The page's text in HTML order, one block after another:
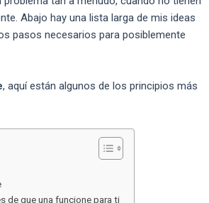
Abajo hay una lista larga de mis ideas
pasos necesarios para posiblemente
, aquí están algunos de los principios más
de que una funcione para ti